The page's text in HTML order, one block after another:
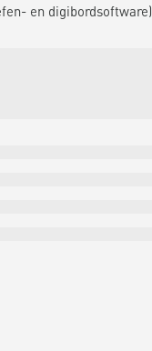
en digibordsoftware)